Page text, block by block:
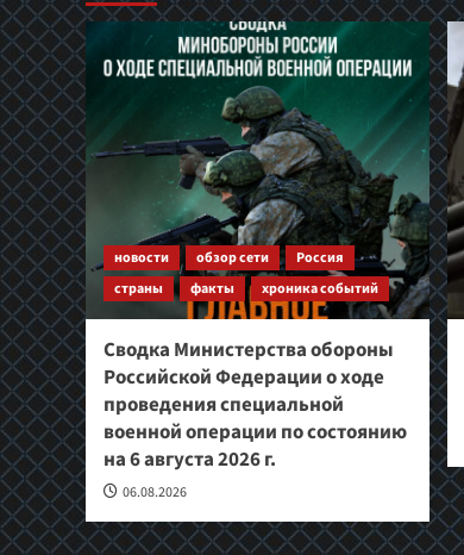
новости обзор сети
Россия
страны
факты хроника событий
Сводка Министерства обороны
Российской Федерации о ходе
проведения специальной
военной операции по состоянию
на 6 августа 2026 г.
06.08.2026